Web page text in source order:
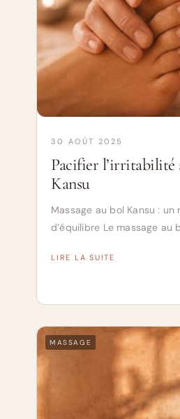
30 AOÛT 2025
Pacifier l’irritabilité
Kansu
Massage au bol Kansu :
d’équilibre Le massage au
LIRE LA SUITE
MASSAGE